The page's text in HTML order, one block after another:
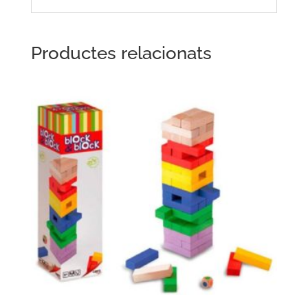
Productes relacionats